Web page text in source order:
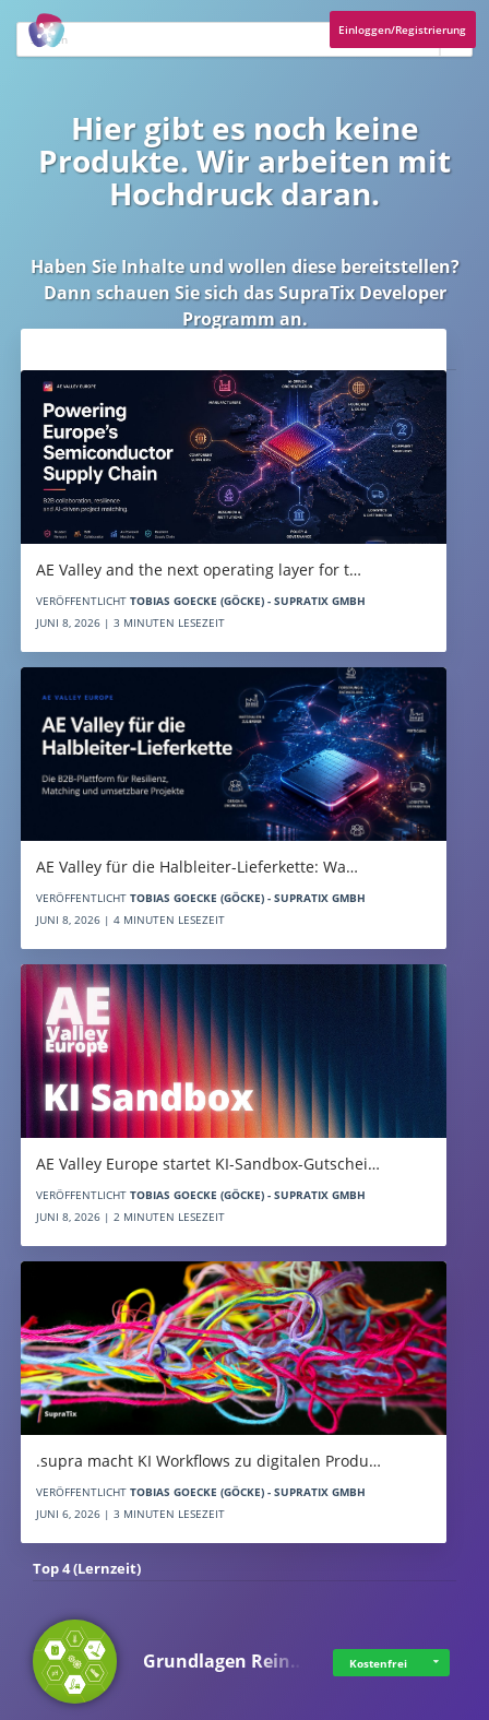
Einloggen/Registrierung
Hier gibt es noch keine
Produkte. Wir arbeiten mit
Hochdruck daran.
Haben Sie Inhalte und wollen diese bereitstellen?
Dann schauen Sie sich dasSupraTix Developer
Programman.
AE Valley and the next operating layer for t…
VERÖFFENTLICHT TOBIAS GOECKE (GÖCKE) - SUPRATIX GMBH
JUNI 8, 2026 | 3 MINUTEN LESEZEIT
AE Valley für die Halbleiter-Lieferkette: Wa…
VERÖFFENTLICHT TOBIAS GOECKE (GÖCKE) - SUPRATIX GMBH
JUNI 8, 2026 | 4 MINUTEN LESEZEIT
AE Valley Europe startet KI-Sandbox-Gutschei…
VERÖFFENTLICHT TOBIAS GOECKE (GÖCKE) - SUPRATIX GMBH
JUNI 8, 2026 | 2 MINUTEN LESEZEIT
.supra macht KI Workflows zu digitalen Produ…
VERÖFFENTLICHT TOBIAS GOECKE (GÖCKE) - SUPRATIX GMBH
JUNI 6, 2026 | 3 MINUTEN LESEZEIT
Top 4 (Lernzeit)
Grundlagen Rein… Kostenfrei